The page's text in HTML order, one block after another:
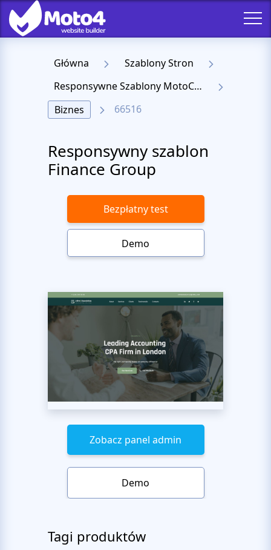
Główna
Szablony Stron
Responsywne Szablony MotoCMS 3
Biznes
66516
Responsywny szablon
Finance Group
Bezpłatny test
Demo
Zobacz panel admin
Demo
Tagi produktów